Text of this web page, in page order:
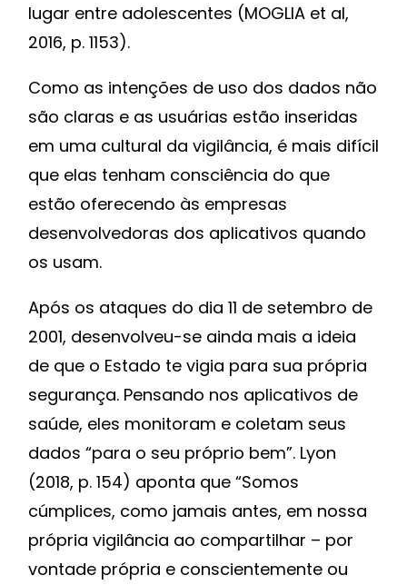
lugar entre adolescentes (MOGLIA et al,
2016, p. 1153).
Como as intenções de uso dos dados não
são claras e as usuárias estão inseridas
em uma cultural da vigilância, é mais difícil
que elas tenham consciência do que
estão oferecendo às empresas
desenvolvedoras dos aplicativos quando
os usam.
Após os ataques do dia 11 de setembro de
2001, desenvolveu-se ainda mais a ideia
de que o Estado te vigia para sua própria
segurança. Pensando nos aplicativos de
saúde, eles monitoram e coletam seus
dados “para o seu próprio bem”. Lyon
(2018, p. 154) aponta que “Somos
cúmplices, como jamais antes, em nossa
própria vigilância ao compartilhar – por
vontade própria e conscientemente ou